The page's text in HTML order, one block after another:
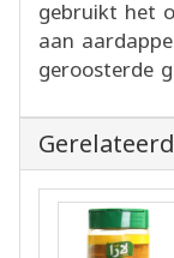
gebruikt het
aan
geroosterde